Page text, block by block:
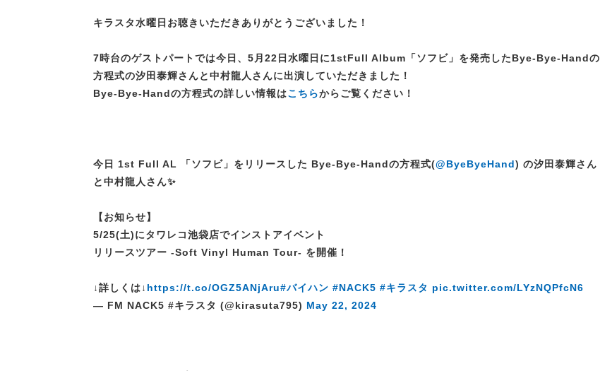
キラスタ水曜日お聴きいただきありがとうございました！
7時台のゲストパートでは今日、5月22日水曜日に1stFull Album「ソフビ」を発売したBye-Bye-Handの
方程式の汐田泰輝さんと中村龍人さんに出演していただきました！
Bye-Bye-Handの方程式の詳しい情報はこちらからご覧ください！
今日 1st Full AL 「ソフビ」をリリースした Bye-Bye-Handの方程式(@ByeByeHand) の汐田泰輝さん
と中村龍人さん✨
【お知らせ】
5/25(土)にタワレコ池袋店でインストアイベント
リリースツアー -Soft Vinyl Human Tour- を開催！
↓詳しくは↓ https://t.co/OGZ5ANjAru#バイハン #NACK5 #キラスタ pic.twitter.com/LYzNQPfcN6
— FM NACK5 #キラスタ (@kirasuta795) May 22, 2024